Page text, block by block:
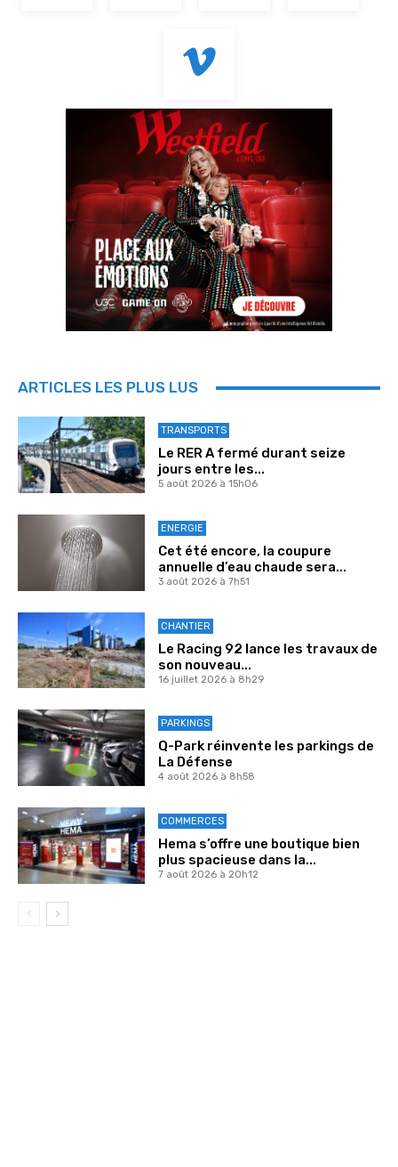
ARTICLES LES PLUS LUS
TRANSPORTS
Le RER A fermé durant seize
jours entre les...
5 août 2026 à 15h06
ENERGIE
Cet été encore, la coupure
annuelle d’eau chaude sera...
3 août 2026 à 7h51
CHANTIER
Le Racing 92 lance les travaux de
son nouveau...
16 juillet 2026 à 8h29
PARKINGS
Q-Park réinvente les parkings de
La Défense
4 août 2026 à 8h58
COMMERCES
Hema s’offre une boutique bien
plus spacieuse dans la...
7 août 2026 à 20h12